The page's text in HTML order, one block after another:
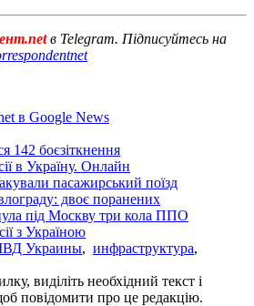
в Telegram. Підписуйтесь на
в Google News
142 боєзіткнення
в Україну. Онлайн
пасажирський поїзд
двоє поранених
під Москву три кола ППО
з Україною
Украины, инфраструктура,
виділіть необхідний текст і
повідомити про це редакцію.